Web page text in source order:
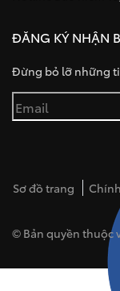
ĐĂNG KÝ NHẬN
Đừng bỏ lỡ những
Sơ đồ trang
© Bản quyền thuộc